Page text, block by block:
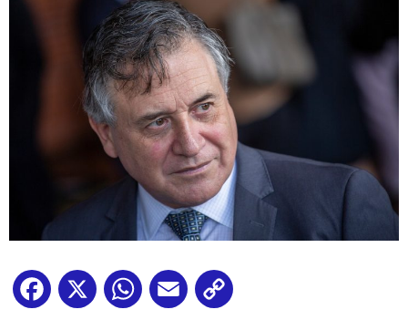
Facebook
X WhatsApp
Email